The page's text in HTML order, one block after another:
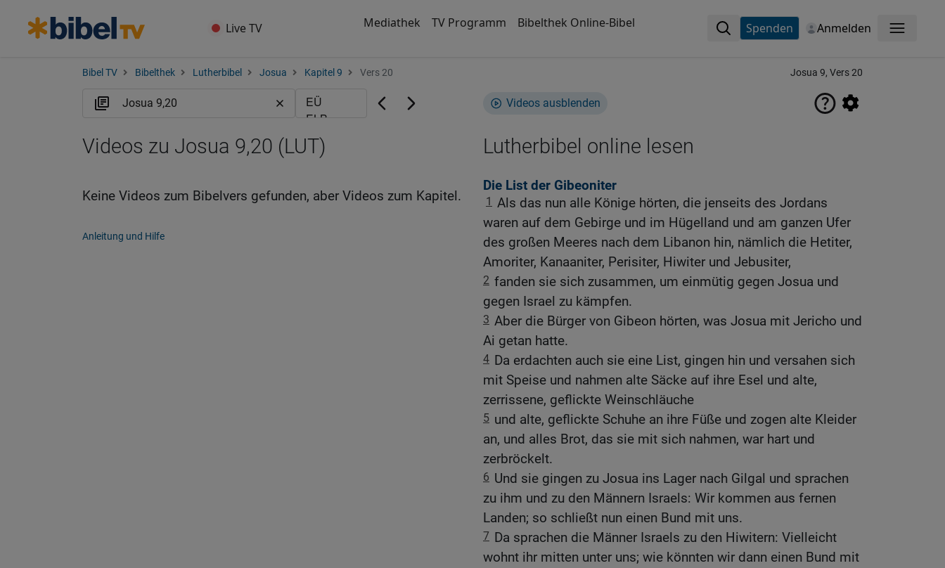
Live TV Mediathek TV Programm Bibelthek Online-Bibel Spenden Anmelden Menü
Bibel TV Bibelthek Lutherbibel Josua Kapitel 9 Vers 20 Josua 9, Vers 20
Videos ausblenden
Lutherbibel online lesen
Die List der Gibeoniter
1 Als das nun alle Könige hörten, die jenseits des Jordans
waren auf dem Gebirge und im Hügelland und am ganzen Ufer
des großen Meeres nach dem Libanon hin, nämlich die Hetiter,
Amoriter, Kanaaniter, Perisiter, Hiwiter und Jebusiter,
2 fanden sie sich zusammen, um einmütig gegen Josua und
gegen Israel zu kämpfen.
3 Aber die Bürger von Gibeon hörten, was Josua mit Jericho und
Ai getan hatte.
4 Da erdachten auch sie eine List, gingen hin und versahen sich
mit Speise und nahmen alte Säcke auf ihre Esel und alte,
zerrissene, geflickte Weinschläuche
5 und alte, geflickte Schuhe an ihre Füße und zogen alte Kleider
an, und alles Brot, das sie mit sich nahmen, war hart und
zerbröckelt.
6 Und sie gingen zu Josua ins Lager nach Gilgal und sprachen
zu ihm und zu den Männern Israels: Wir kommen aus fernen
Landen; so schließt nun einen Bund mit uns.
7 Da sprachen die Männer Israels zu den Hiwitern: Vielleicht
wohnt ihr mitten unter uns; wie könnten wir dann einen Bund mit
Videos zu Josua 9,20 (LUT)
Keine Videos zum Bibelvers gefunden, aber Videos zum Kapitel.
Anleitung und Hilfe